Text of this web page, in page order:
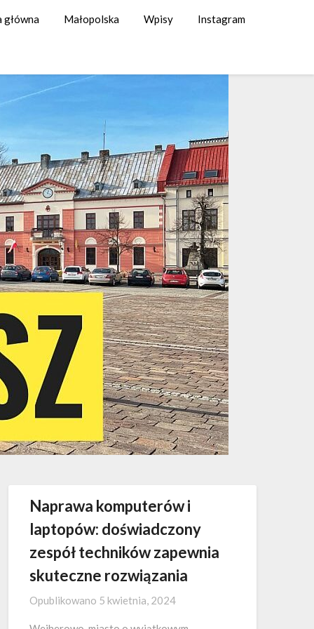
główna Małopolska Wpisy Instagram
Naprawa komputerów i
laptopów: doświadczony
zespół techników zapewnia
skuteczne rozwiązania
Opublikowano 5 kwietnia, 2024